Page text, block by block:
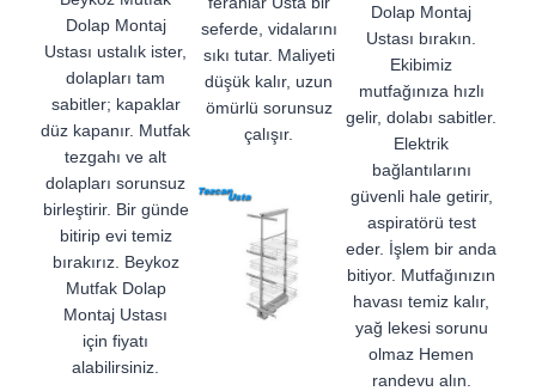
Dolap Montaj
Ustası ustalık ister,
dolapları tam
sabitler; kapaklar
düz kapanır. Mutfak
tezgahı ve alt
dolapları sorunsuz
birleştirir. Bir günde
bitirip evi temiz
bırakırız. Beykoz
Mutfak Dolap
Montaj Ustası
için fiyatı
alabilirsiniz.
seferde, vidalarını
sıkı tutar. Maliyeti
düşük kalır, uzun
ömürlü sorunsuz
çalışır.
Dolap Montaj
Ustası bırakın.
Ekibimiz
mutfağınıza hızlı
gelir, dolabı sabitler.
Elektrik
bağlantılarını
güvenli hale getirir,
aspiratörü test
eder. İşlem bir anda
bitiyor. Mutfağınızın
havası temiz kalır,
yağ lekesi sorunu
olmaz Hemen
randevu alın.